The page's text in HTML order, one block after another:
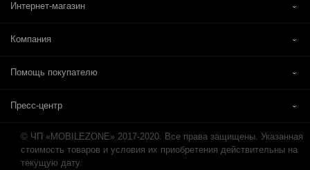
Интернет-магазин
Компания
Помощь покупателю
Пресс-центр
© ЧП «MOBILEZONE» 2017-2020. Все права защищены. Указанная
стоимость товаров и условия их приобретения действительны на
текущую дату.